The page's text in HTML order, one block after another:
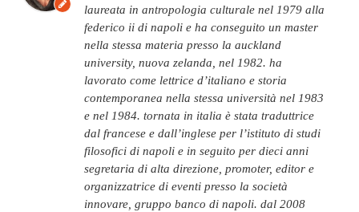
laureata in antropologia culturale nel 1979 alla
federico ii di napoli e ha conseguito un master
nella stessa materia presso la auckland
university, nuova zelanda, nel 1982. ha
lavorato come lettrice d’italiano e storia
contemporanea nella stessa università nel 1983
e nel 1984. tornata in italia è stata traduttrice
dal francese e dall’inglese per l’istituto di studi
filosofici di napoli e in seguito per dieci anni
segretaria di alta direzione, promoter, editor e
organizzatrice di eventi presso la società
innovare, gruppo banco di napoli. dal 2008